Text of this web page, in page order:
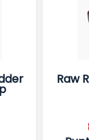
Raw